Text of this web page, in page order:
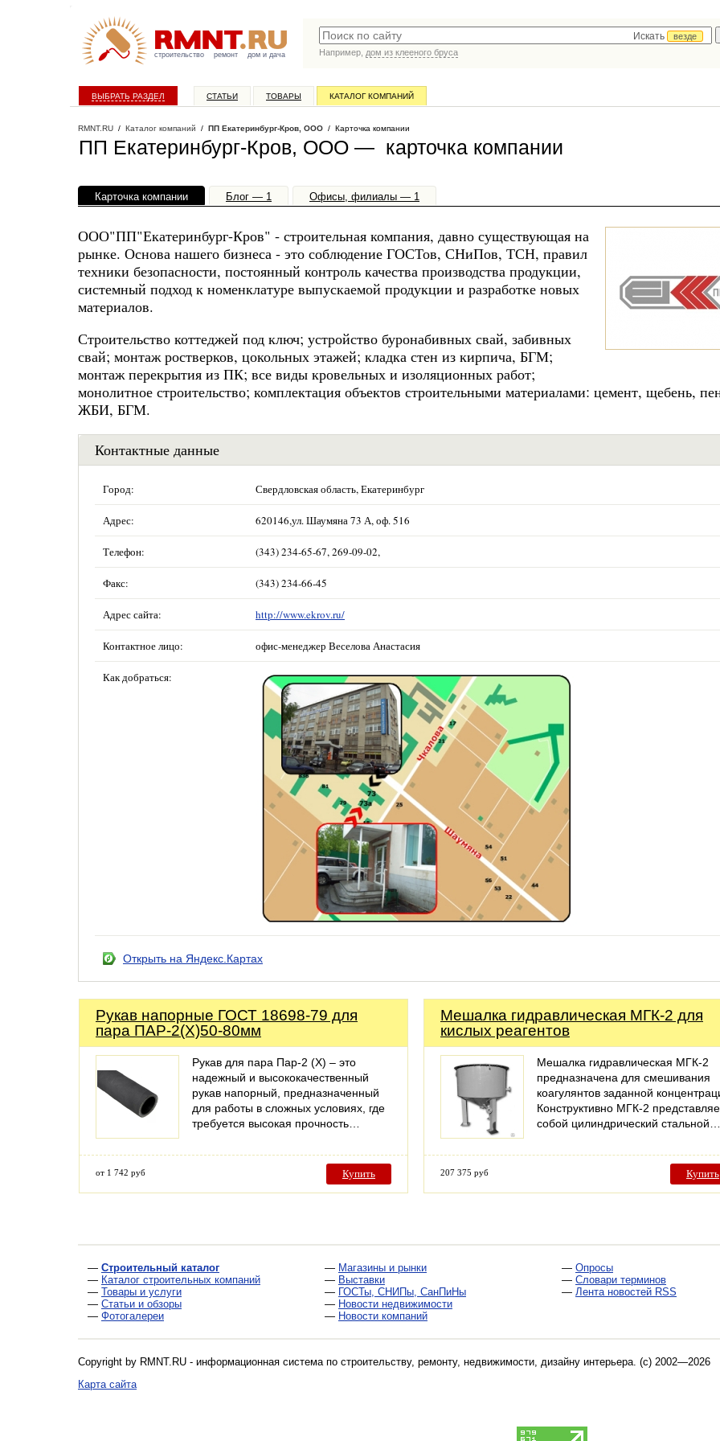
строительство ремонт дом и дача
Искать
везде
Например, дом из клееного бруса
ВЫБРАТЬ РАЗДЕЛ СТАТЬИ ТОВАРЫ КАТАЛОГ КОМПАНИЙ
RMNT.RU / Каталог компаний / ПП Екатеринбург-Кров, ООО / Карточка компании
ПП Екатеринбург-Кров, ООО — карточка компании
Карточка компании Блог — 1 Офисы, филиалы — 1
ООО"ПП"Екатеринбург-Кров" - строительная компания, давно существующая на
рынке. Основа нашего бизнеса - это соблюдение ГОСТов, СНиПов, ТСН, правил
техники безопасности, постоянный контроль качества производства продукции,
системный подход к номенклатуре выпускаемой продукции и разработке новых
материалов.
Строительство коттеджей под ключ; устройство буронабивных свай, забивных
свай; монтаж ростверков, цокольных этажей; кладка стен из кирпича, БГМ;
монтаж перекрытия из ПК; все виды кровельных и изоляционных работ;
монолитное строительство; комплектация объектов строительными материалами: цемент, щебень,
ЖБИ, БГМ.
Контактные данные
Город: Свердловская область, Екатеринбург
Адрес: 620146,ул. Шаумяна 73 А, оф. 516
Телефон: (343) 234-65-67, 269-09-02,
Факс: (343) 234-66-45
Адрес сайта: http://www.ekrov.ru/
Контактное лицо: офис-менеджер Веселова Анастасия
Как добраться:
Открыть на Яндекс.Картах
Рукав напорные ГОСТ 18698-79 для
пара ПАР-2(Х)50-80мм
Рукав для пара Пар-2 (X) – это
надежный и высококачественный
рукав напорный, предназначенный
для работы в сложных условиях, где
требуется высокая прочность…
от 1 742 руб Купить
Мешалка гидравлическая МГК-2 для
кислых реагентов
Мешалка гидравлическая МГК-2
предназначена для смешивания
коагулянтов заданной
Конструктивно МГК-2
собой цилиндрический стальной…
207 375 руб Купить
— Строительный каталог
— Каталог строительных компаний
— Товары и услуги
— Статьи и обзоры
— Фотогалереи
— Магазины и рынки
— Выставки
— ГОСТы, СНИПы, СанПиНы
— Новости недвижимости
— Новости компаний
— Опросы
— Словари терминов
— Лента новостей RSS
Copyright by RMNT.RU - информационная система по строительству, ремонту, недвижимости, дизайну интерьера. (c) 2002—2026
Карта сайта